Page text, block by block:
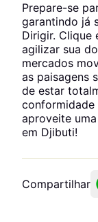
Prepare-se
garantindo já
Dirigir. Clique
agilizar sua
mercados
as paisagens
de estar
conformidade
aproveite
em Djibuti!
Compartilhar